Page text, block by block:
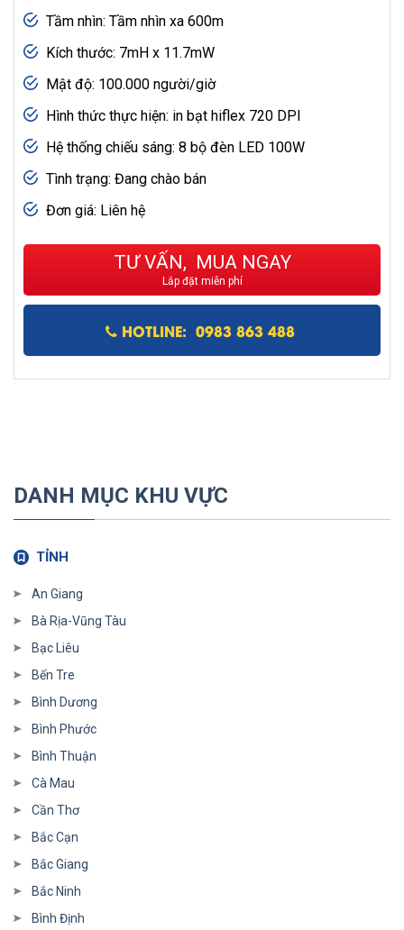
Tầm nhìn: Tầm nhìn xa 600m
Kích thước: 7mH x 11.7mW
Mật độ: 100.000 người/giờ
Hình thức thực hiện: in bạt hiflex 720 DPI
Hệ thống chiếu sáng: 8 bộ đèn LED 100W
Tình trạng: Đang chào bán
Đơn giá: Liên hệ
TƯ VẤN, MUA NGAY
Lắp đặt miễn phí
HOTLINE: 0983 863 488
DANH MỤC KHU VỰC
TỈNH
An Giang
Bà Rịa-Vũng Tàu
Bạc Liêu
Bến Tre
Bình Dương
Bình Phước
Bình Thuận
Cà Mau
Cần Thơ
Bắc Cạn
Bắc Giang
Bắc Ninh
Bình Định